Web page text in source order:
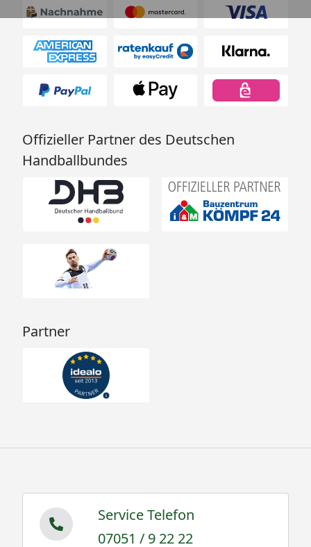
Offizieller Partner des Deutschen
Handballbundes
Partner
Service Telefon
07051 / 9 22 22